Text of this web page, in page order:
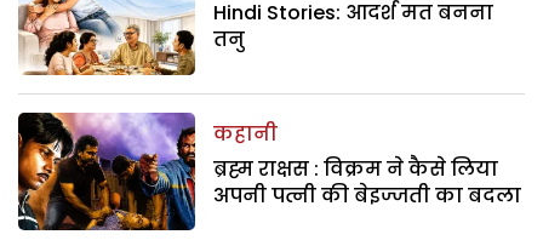
Hindi Stories: आदर्श मत बनना
तनु
कहानी
ब्रह्म राक्षस : विक्रम ने कैसे लिया
अपनी पत्नी की बेइज्जती का बदला